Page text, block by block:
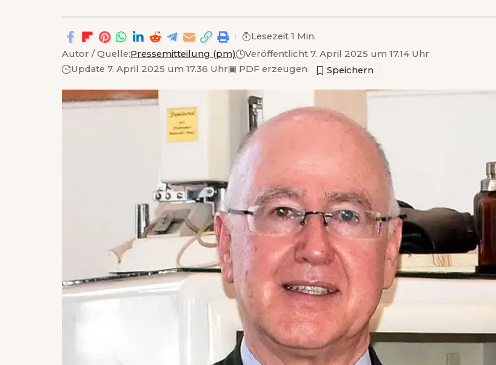
Autor / Quelle:Pressemitteilung (pm)
Veröffentlicht 7. April 2025 um 17.14 Uhr
Update 7. April 2025 um 17.36 Uhr▣ PDF erzeugen
Lesezeit 1 Min.